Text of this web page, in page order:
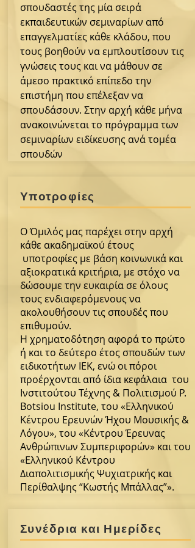
σπουδαστές της μία σειρά
εκπαιδευτικών σεμιναρίων από
επαγγελματίες κάθε κλάδου, που
τους βοηθούν να εμπλουτίσουν τις
γνώσεις τους και να μάθουν σε
άμεσο πρακτικό επίπεδο την
επιστήμη που επέλεξαν να
σπουδάσουν. Στην αρχή κάθε μήνα
ανακοινώνεται το πρόγραμμα των
σεμιναρίων ειδίκευσης ανά τομέα
σπουδών
Υποτροφίες
Ο Όμιλός μας παρέχει στην αρχή
κάθε ακαδημαϊκού έτους
υποτροφίες με βάση κοινωνικά και
αξιοκρατικά κριτήρια, με στόχο να
δώσουμε την ευκαιρία σε όλους
τους ενδιαφερόμενους να
ακολουθήσουν τις σπουδές που
επιθυμούν.
Η χρηματοδότηση αφορά το πρώτο
ή και το δεύτερο έτος σπουδών των
ειδικοτήτων ΙΕΚ, ενώ οι πόροι
προέρχονται από ίδια κεφάλαια του
Ινστιτούτου Τέχνης & Πολιτισμού P.
Botsiou Institute, του «Ελληνικού
Κέντρου Ερευνών Ήχου Μουσικής &
Λόγου», του «Κέντρου Έρευνας
Ανθρώπινων Συμπεριφορών» και του
«Ελληνικού Κέντρου
Διαπολιτισμικής Ψυχιατρικής και
Περίθαλψης “Κωστής Μπάλλας”».
Συνέδρια και Ημερίδες